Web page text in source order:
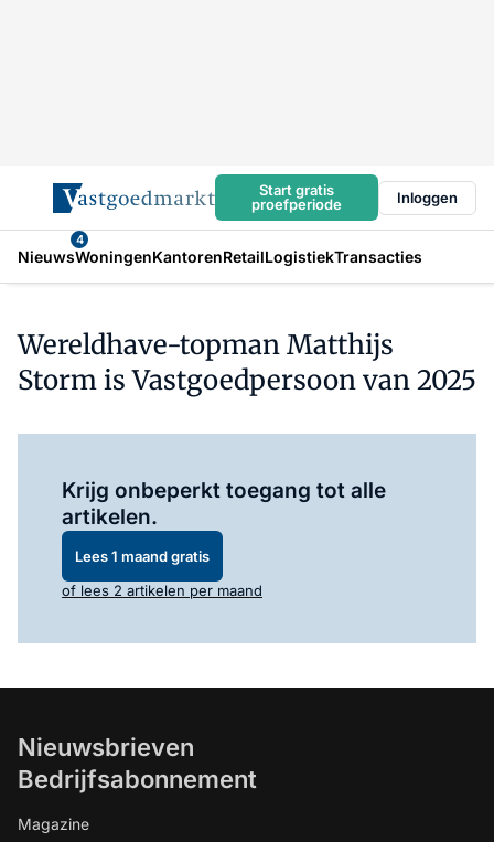
Start gratis
proefperiode
Inloggen
Nieuws
4
WoningenKantorenRetailLogistiekTransacties
Wereldhave-topman Matthijs
Storm is Vastgoedpersoon van 2025
Krijg onbeperkt toegang tot alle
artikelen.
Lees 1 maand gratis
of lees 2 artikelen per maand
Nieuwsbrieven
Bedrijfsabonnement
Magazine